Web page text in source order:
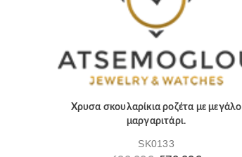
Χρυσα σκουλαρίκια ροζέτα με μεγάλο
μαργαριτάρι.
SK0133